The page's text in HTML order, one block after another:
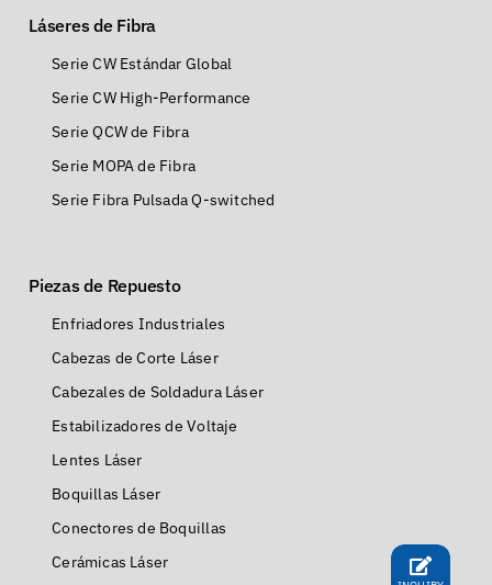
Láseres de Fibra
Serie CW Estándar Global
Serie CW High-Performance
Serie QCW de Fibra
Serie MOPA de Fibra
Serie Fibra Pulsada Q-switched
Piezas de Repuesto
Enfriadores Industriales
Cabezas de Corte Láser
Cabezales de Soldadura Láser
Estabilizadores de Voltaje
Lentes Láser
Boquillas Láser
Conectores de Boquillas
Cerámicas Láser